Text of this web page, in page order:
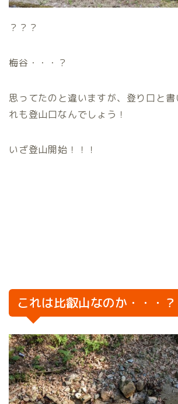
？？？
梅谷・・・？
思ってたのと違いますが、登り口と書
れも登山口なんでしょう！
いざ登山開始！！！
これは比叡山なのか・・・？